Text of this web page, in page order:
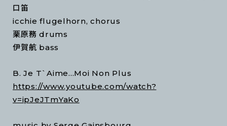
口笛
icchie flugelhorn, chorus
栗原務 drums
伊賀航 bass
B. Je T`Aime...Moi Non Plus
https://www.youtube.com/watch?
v=ipJeJTmYaKo